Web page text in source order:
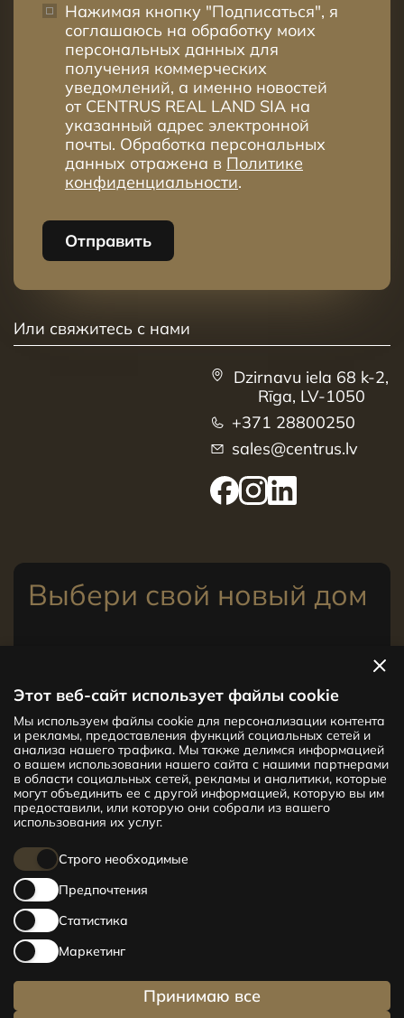
Этот веб-сайт использует файлы cookie
Мы используем файлы cookie для персонализации контента
и рекламы, предоставления функций социальных сетей и
анализа нашего трафика. Мы также делимся информацией
о вашем использовании нашего сайта с нашими партнерами
в области социальных сетей, рекламы и аналитики, которые
могут объединить ее с другой информацией, которую вы им
предоставили, или которую они собрали из вашего
использования их услуг.
Строго необходимые
Предпочтения
Статистика
Маркетинг
Принимаю все
Нажимая кнопку "Подписаться", я
соглашаюсь на обработку моих
персональных данных для
получения коммерческих
уведомлений, а именно новостей
от CENTRUS REAL LAND SIA на
указанный адрес электронной
почты. Обработка персональных
данных отражена в Политике
конфиденциальности.
Отправить
Или свяжитесь с нами
Dzirnavu iela 68 k-2,
Rīga, LV-1050
+371 28800250
sales@centrus.lv
Выбери свой новый дом
Новый проект CENTRUS предлагает
142 эксклюзивные и удобные квартиры
в центре Риги – от уютных квартир
площадью 24 кв. м до просторных
апартаментов площадью 210 кв. м. Выбери
свое жилище и будь в центре жизни!